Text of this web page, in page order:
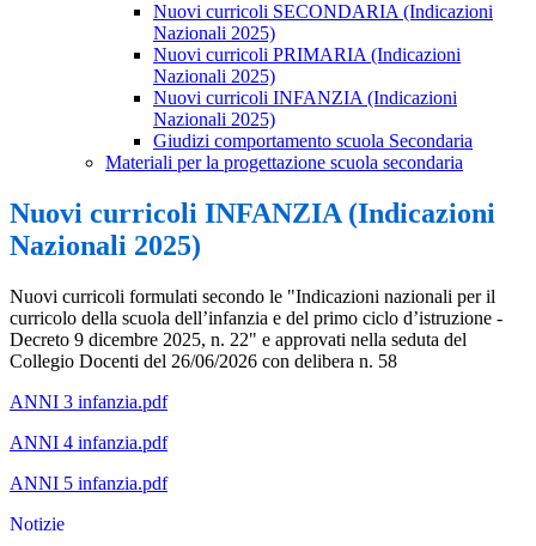
Nuovi curricoli SECONDARIA (Indicazioni
Nazionali 2025)
Nuovi curricoli PRIMARIA (Indicazioni
Nazionali 2025)
Nuovi curricoli INFANZIA (Indicazioni
Nazionali 2025)
Giudizi comportamento scuola Secondaria
Materiali per la progettazione scuola secondaria
Nuovi curricoli INFANZIA (Indicazioni
Nazionali 2025)
Nuovi curricoli formulati secondo le "Indicazioni nazionali per il
curricolo della scuola dell’infanzia e del primo ciclo d’istruzione -
Decreto 9 dicembre 2025, n. 22" e approvati nella seduta del
Collegio Docenti del 26/06/2026 con delibera n. 58
ANNI 3 infanzia.pdf
ANNI 4 infanzia.pdf
ANNI 5 infanzia.pdf
Notizie